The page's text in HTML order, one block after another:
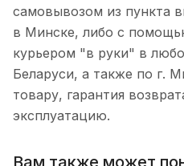
самовывозом из пункта
в Минске, либо с
курьером "в руки" в
Беларуси, а также по г.
товару, гарантия
эксплуатацию.
Вам также может